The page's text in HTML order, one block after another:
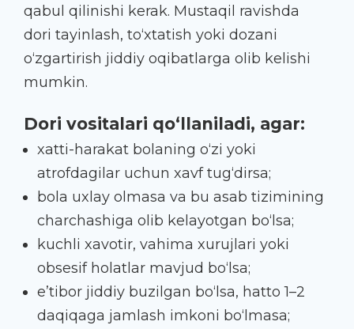
qabul qilinishi kerak. Mustaqil ravishda
dori tayinlash, to‘xtatish yoki dozani
o‘zgartirish jiddiy oqibatlarga olib kelishi
mumkin.
Dori vositalari qo‘llaniladi, agar:
xatti-harakat bolaning o‘zi yoki
atrofdagilar uchun xavf tug‘dirsa;
bola uxlay olmasa va bu asab tizimining
charchashiga olib kelayotgan bo‘lsa;
kuchli xavotir, vahima xurujlari yoki
obsesif holatlar mavjud bo‘lsa;
e’tibor jiddiy buzilgan bo‘lsa, hatto 1–2
daqiqaga jamlash imkoni bo‘lmasa;